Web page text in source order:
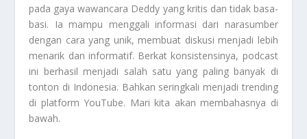
pada gaya wawancara Deddy yang kritis dan tidak basa-
basi. Ia mampu menggali informasi dari narasumber
dengan cara yang unik, membuat diskusi menjadi lebih
menarik dan informatif. Berkat konsistensinya, podcast
ini berhasil menjadi salah satu yang paling banyak di
tonton di Indonesia. Bahkan seringkali menjadi trending
di platform YouTube. Mari kita akan membahasnya di
bawah.